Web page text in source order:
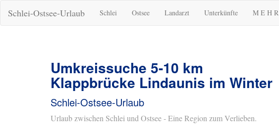
Schlei-Ostsee-Urlaub Schlei Ostsee Landarzt Unterkünfte M E H R
Umkreissuche 5-10 km
Klappbrücke Lindaunis im Winter
Schlei-Ostsee-Urlaub
Urlaub zwischen Schlei und Ostsee - Eine Region zum Verlieben.